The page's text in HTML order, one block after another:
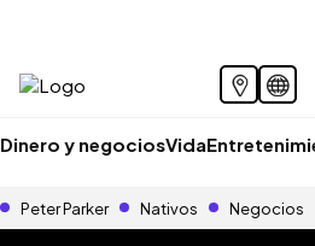
Dinero y negociosVida
Peter Parker Nativos Negocios